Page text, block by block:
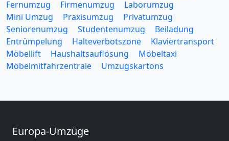
Fernumzug
Firmenumzug
Laborumzug
Mini Umzug
Praxisumzug
Privatumzug
Seniorenumzug
Studentenumzug
Beiladung
Entrümpelung
Halteverbotszone
Klaviertransport
Möbellift
Haushaltsauflösung
Möbeltaxi
Möbelmitfahrzentrale
Umzugskartons
Europa-Umzüge